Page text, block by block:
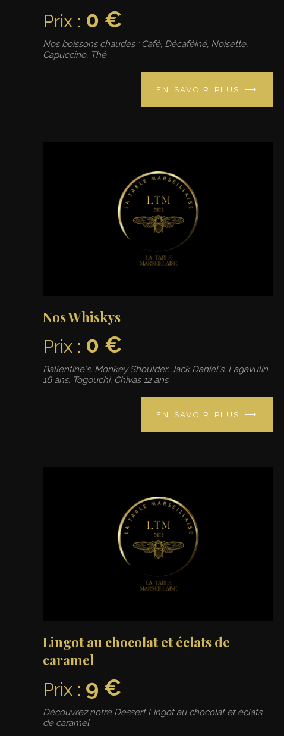
Prix : 0 €
Nos boissons chaudes : Café, Décaféiné, Noisette,
Capuccino, Thé
EN SAVOIR PLUS
Nos Whiskys
Prix : 0 €
Ballentine's, Monkey Shoulder, Jack Daniel's, Lagavulin
16 ans, Togouchi, Chivas 12 ans
EN SAVOIR PLUS
Lingot au chocolat et éclats de
caramel
Prix : 9 €
Découvrez notre Dessert Lingot au chocolat et éclats
de caramel